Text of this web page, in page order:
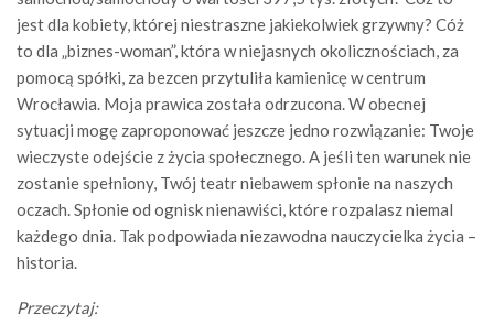
jest dla kobiety, której niestraszne jakiekolwiek grzywny? Cóż
to dla „biznes-woman”, która w niejasnych okolicznościach, za
pomocą spółki, za bezcen przytuliła kamienicę w centrum
Wrocławia. Moja prawica została odrzucona. W obecnej
sytuacji mogę zaproponować jeszcze jedno rozwiązanie: Twoje
wieczyste odejście z życia społecznego. A jeśli ten warunek nie
zostanie spełniony, Twój teatr niebawem spłonie na naszych
oczach. Spłonie od ognisk nienawiści, które rozpalasz niemal
każdego dnia. Tak podpowiada niezawodna nauczycielka życia –
historia.
Przeczytaj: